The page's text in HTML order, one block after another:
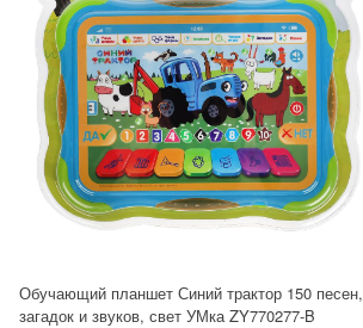
Обучающий планшет Синий трактор 150 песен,
загадок и звуков, свет УМка ZY770277-B